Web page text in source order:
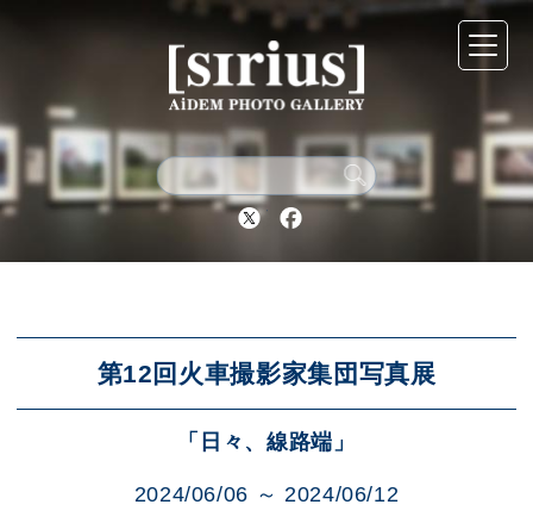
Twitter Facebook
第12回火車撮影家集団写真展
「日々、線路端」
2024/06/06 ～ 2024/06/12
シリウスについて
展示スケジュール
アクセス